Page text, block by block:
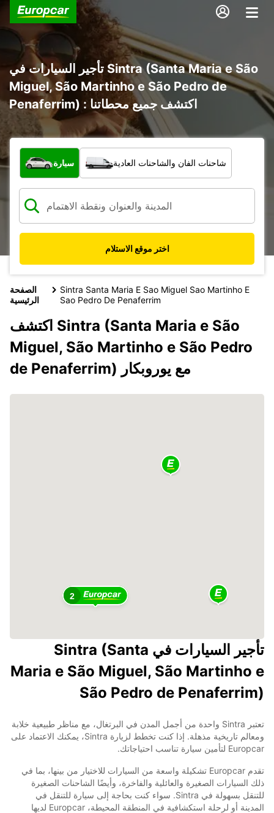
تأجير السيارات في Sintra (Santa Maria e São
Miguel, São Martinho e São Pedro de
Penaferrim) : اكتشف جميع محطاتنا
ما نوع المركبة؟
سيارة شاحنات الفان والشاحنات العادية
اختر موقع الاستلام
الصفحة
الرئيسية
Sintra Santa Maria E Sao Miguel Sao Martinho E
Sao Pedro De Penaferrim
اكتشف Sintra (Santa Maria e São
Miguel, São Martinho e São Pedro
de Penaferrim) مع يوروبكار
2
تأجير السيارات في Sintra (Santa
Maria e São Miguel, São Martinho e
São Pedro de Penaferrim)
تعتبر Sintra واحدة من أجمل المدن في البرتغال، مع مناظر طبيعية خلابة
ومعالم تاريخية مذهلة. إذا كنت تخطط لزيارة Sintra، يمكنك الاعتماد على
Europcar لتأمين سيارة تناسب احتياجاتك.
تقدم Europcar تشكيلة واسعة من السيارات للاختيار من بينها، بما في
ذلك السيارات الصغيرة والعائلية والفاخرة، وأيضًا الشاحنات الصغيرة
للتنقل بسهولة في Sintra. سواء كنت بحاجة إلى سيارة للتنقل في
المدينة أو لرحلة استكشافية في المنطقة المحيطة، Europcar لديها